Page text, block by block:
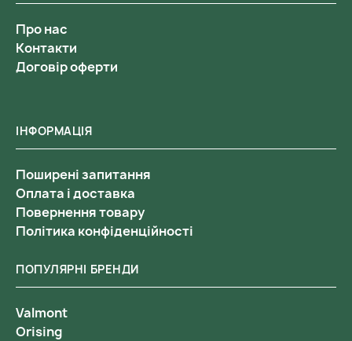
ІНФОРМАЦІЯ
Поширені запитання
Оплата і доставка
Повернення товару
Політика конфіденційності
Про нас
Контакти
Договір оферти
ПОПУЛЯРНІ БРЕНДИ
Valmont
Orising